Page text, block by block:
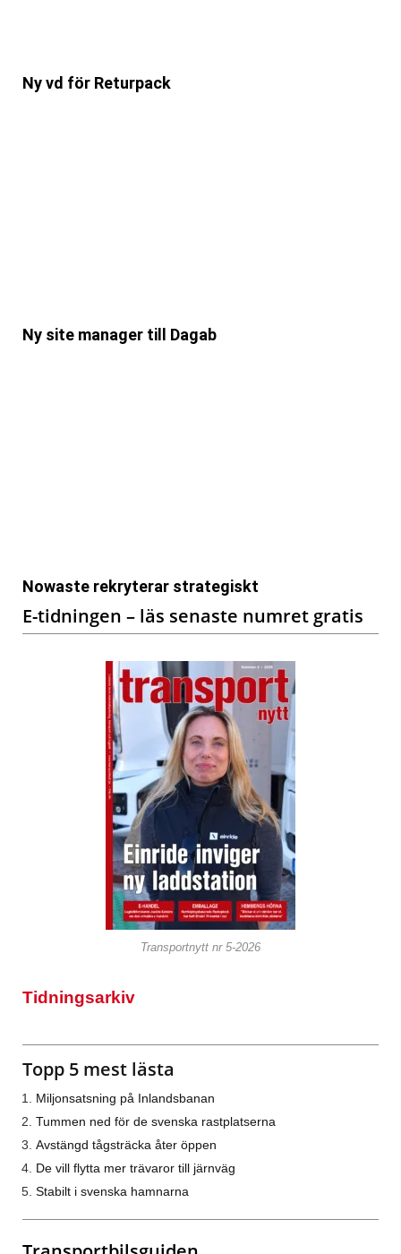
Ny vd för Returpack
Ny site manager till Dagab
Nowaste rekryterar strategiskt
E-tidningen – läs senaste numret gratis
Transportnytt nr 5-2026
Tidningsarkiv
Topp 5 mest lästa
Miljonsatsning på Inlandsbanan
Tummen ned för de svenska rastplatserna
Avstängd tågsträcka åter öppen
De vill flytta mer trävaror till järnväg
Stabilt i svenska hamnarna